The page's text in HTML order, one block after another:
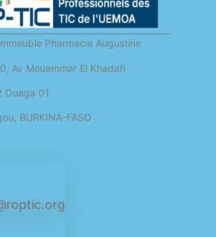
Pharmacie Augustine
Av Mouammar El Khadafi
Ouaga 01
BURKINA-FASO